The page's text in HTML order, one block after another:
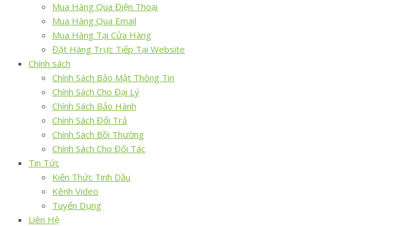
Mua Hàng Qua Điện Thoại
Mua Hàng Qua Email
Mua Hàng Tại Cửa Hàng
Đặt Hàng Trực Tiếp Tại Website
Chính sách
Chính Sách Bảo Mật Thông Tin
Chính Sách Cho Đại Lý
Chính Sách Bảo Hành
Chính Sách Đổi Trả
Chính Sách Bồi Thường
Chính Sách Cho Đối Tác
Tin Tức
Kiến Thức Tinh Dầu
Kênh Video
Tuyển Dụng
Liên Hệ